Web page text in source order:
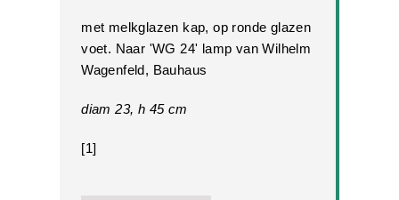
met melkglazen kap, op ronde glazen
voet. Naar 'WG 24' lamp van Wilhelm
Wagenfeld, Bauhaus
diam 23, h 45 cm
[1]